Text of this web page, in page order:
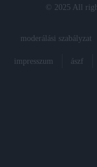
© 2025 All
moderálási szabályzat
impresszum ászf